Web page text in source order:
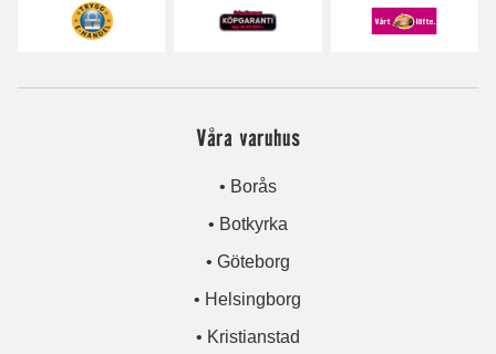
Våra varuhus
• Borås
• Botkyrka
• Göteborg
• Helsingborg
• Kristianstad